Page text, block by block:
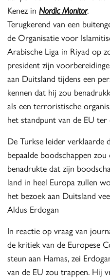
Kenez inNordic Monitor.
Terugkerend van een
de Organisatie voor
Arabische Liga in Riyad op
president zijn
aan Duitsland tijdens een
kennen dat hij zou
als een terroristische
het standpunt van de EU ter
De Turkse leider verklaarde
bepaalde boodschappen
benadrukte dat zijn
land in heel Europa zullen
het bezoek aan Duitsland
Aldus Erdogan
In reactie op vraag van
de kritiek van de Europese
steun aan Hamas, zei
van de EU zou trappen. Hij